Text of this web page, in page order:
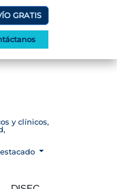
GRATIS
y clínicos,